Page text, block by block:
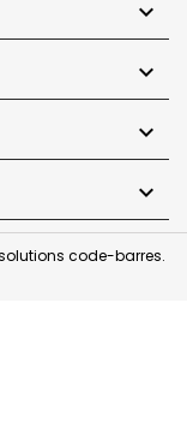




solutions code-barres.